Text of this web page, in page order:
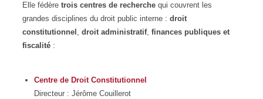
Elle fédèretrois centres de recherche qui couvrent les
grandes disciplines du droit public interne :droit
constitutionnel ,droit administratif,finances publiques et
fiscalité :
Centre de Droit Constitutionnel
Directeur : Jérôme Couillerot